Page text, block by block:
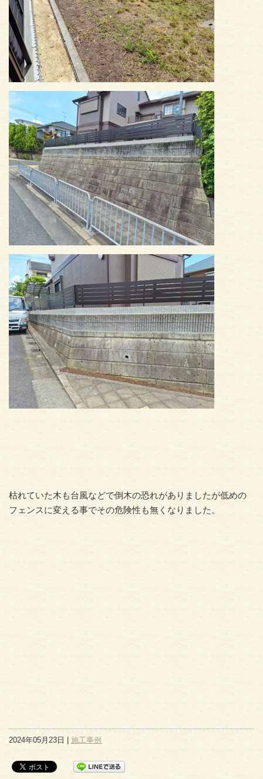
枯れていた木も台風などで倒木の恐れがありましたが低めの
フェンスに変える事でその危険性も無くなりました。
2024年05月23日 | 施工事例